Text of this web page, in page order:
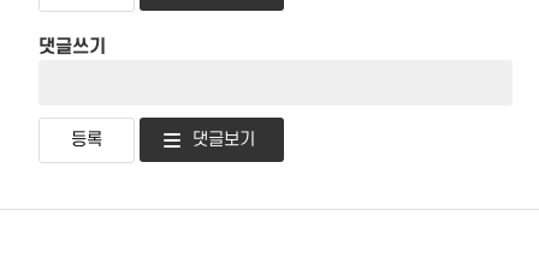
댓글쓰기
댓글보기